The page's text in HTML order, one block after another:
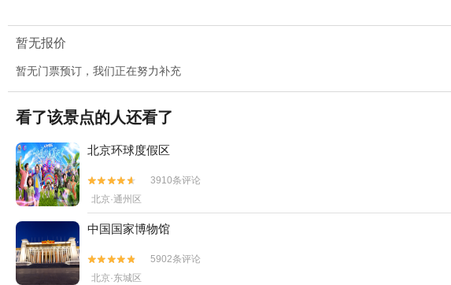
暂无报价
暂无门票预订，我们正在努力补充
看了该景点的人还看了
北京环球度假区


3910条评论
北京·通州区
中国国家博物馆


5902条评论
北京·东城区